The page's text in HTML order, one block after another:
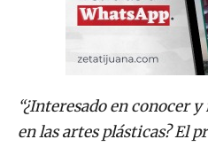
“¿Interesado en conocer
en las artes plásticas? El